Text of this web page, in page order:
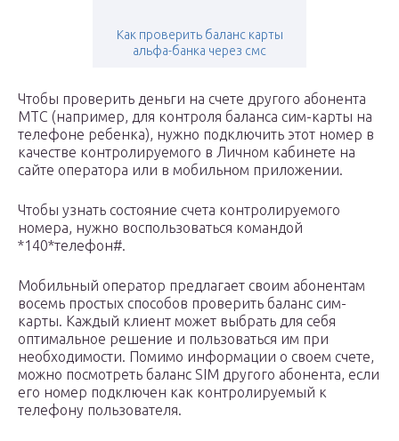
Как проверить баланс карты
альфа-банка через смс
Чтобы проверить деньги на счете другого абонента
МТС (например, для контроля баланса сим-карты на
телефоне ребенка), нужно подключить этот номер в
качестве контролируемого в Личном кабинете на
сайте оператора или в мобильном приложении.
Чтобы узнать состояние счета контролируемого
номера, нужно воспользоваться командой
*140*телефон#.
Мобильный оператор предлагает своим абонентам
восемь простых способов проверить баланс сим-
карты. Каждый клиент может выбрать для себя
оптимальное решение и пользоваться им при
необходимости. Помимо информации о своем счете,
можно посмотреть баланс SIM другого абонента, если
его номер подключен как контролируемый к
телефону пользователя.